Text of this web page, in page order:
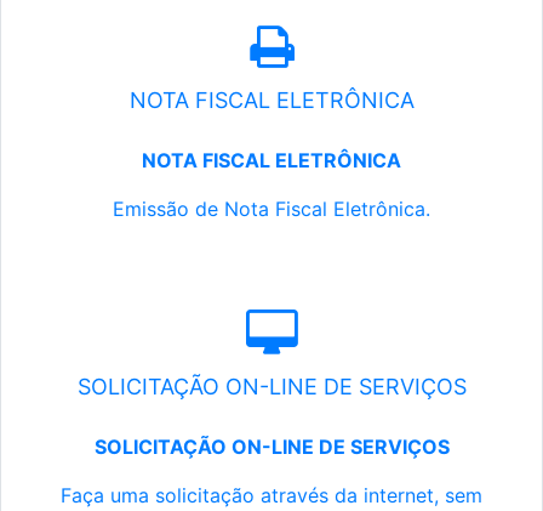
NOTA FISCAL ELETRÔNICA
NOTA FISCAL ELETRÔNICA
Emissão de Nota Fiscal Eletrônica.
SOLICITAÇÃO ON-LINE DE SERVIÇOS
SOLICITAÇÃO ON-LINE DE SERVIÇOS
Faça uma solicitação através da internet, sem